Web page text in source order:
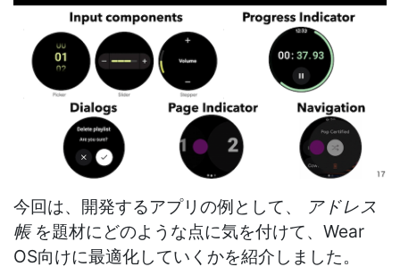
今回は、開発するアプリの例として、
アドレス
帳を題材にどのような点に気を付けて、Wear
OS向けに最適化していくかを紹介しました。